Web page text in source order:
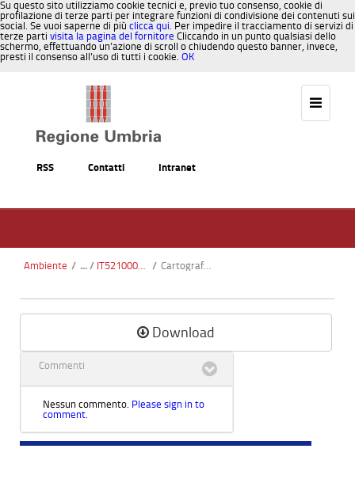
Su questo sito utilizziamo cookie tecnici e, previo tuo consenso, cookie di
profilazione di terze parti per integrare funzioni di condivisione dei contenuti sui
social. Se vuoi saperne di più clicca qui. Per impedire il tracciamento di servizi di
terze parti visita la pagina del fornitore Cliccando in un punto qualsiasi dello
schermo, effettuando un’azione di scroll o chiudendo questo banner, invece,
presti il consenso all’uso di tutti i cookie. OK
RSS Contatti Intranet
Ambiente / IT5210003 Fiume Tevere tra San Giustino e Pierantonio / Cartografia_Habitat3.pdf
Download
Commenti
Nessun commento. Please sign in to
comment.